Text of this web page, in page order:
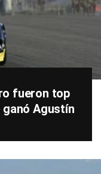
fueron top
ganó Agustín